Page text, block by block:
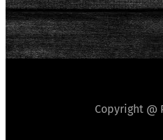
Copyright @